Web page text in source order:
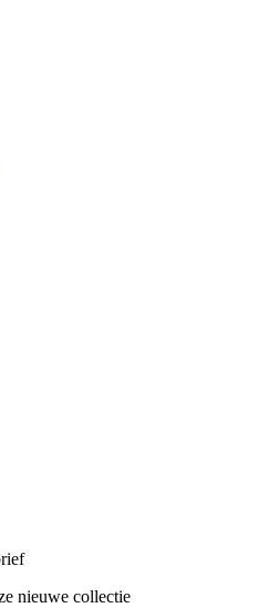
nieuwe collectie